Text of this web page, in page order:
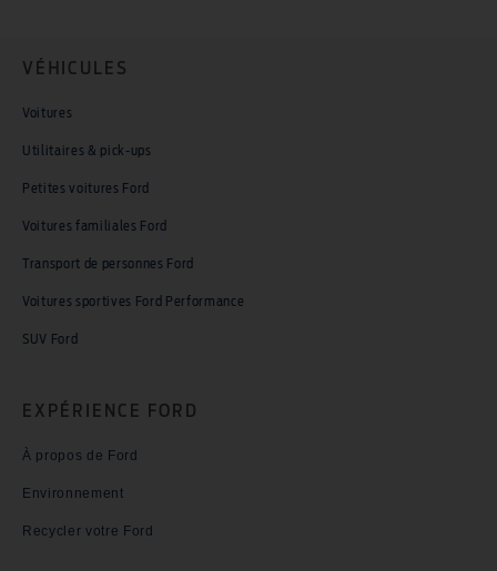
VÉHICULES
Voitures
Utilitaires & pick-ups
Petites voitures Ford
Voitures familiales Ford
Transport de personnes Ford
Voitures sportives Ford Performance
SUV Ford
EXPÉRIENCE FORD
À propos de Ford
Environnement
Recycler votre Ford